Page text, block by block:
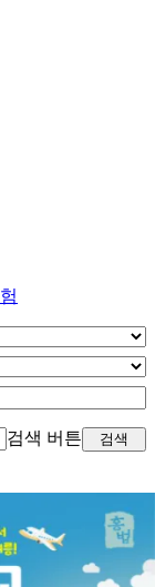
검색 버튼 검색